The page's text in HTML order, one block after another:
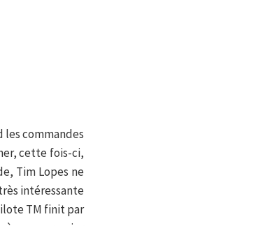
les commandes
cette fois-ci,
Tim Lopes ne
intéressante
TM finit par